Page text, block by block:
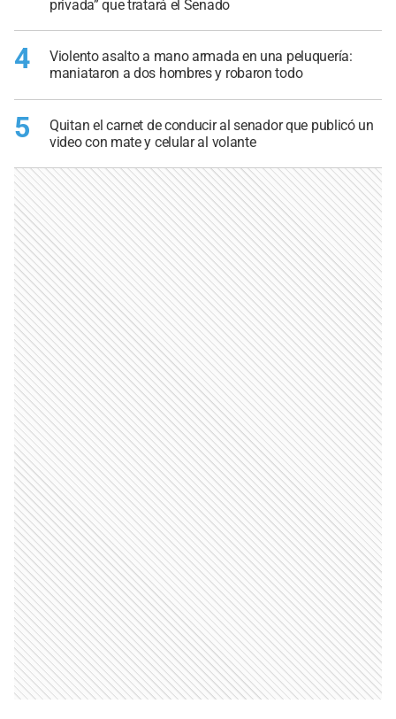
privada” que tratará el Senado
4
Violento asalto a mano armada en una peluquería:
maniataron a dos hombres y robaron todo
5
Quitan el carnet de conducir al senador que publicó un
video con mate y celular al volante